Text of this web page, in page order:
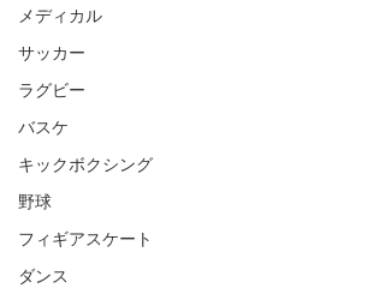
メディカル
サッカー
ラグビー
バスケ
キックボクシング
野球
フィギアスケート
ダンス